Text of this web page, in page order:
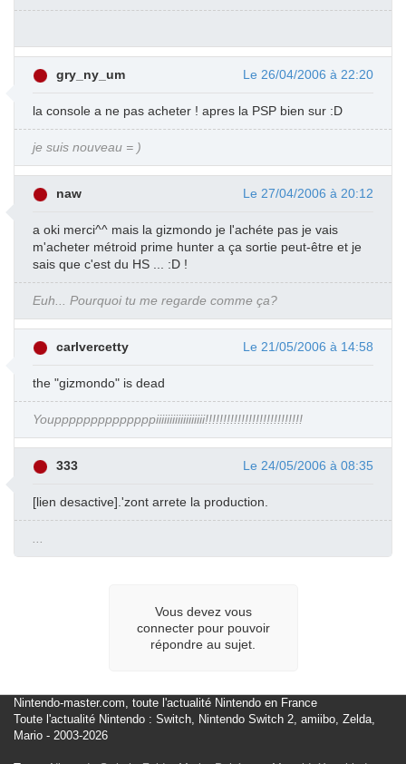
gry_ny_um Le 26/04/2006 à 22:20
la console a ne pas acheter ! apres la PSP bien sur :D
je suis nouveau = )
naw Le 27/04/2006 à 20:12
a oki merci^^ mais la gizmondo je l'achéte pas je vais
m'acheter métroid prime hunter a ça sortie peut-être et je
sais que c'est du HS ... :D !
Euh... Pourquoi tu me regarde comme ça?
carlvercetty Le 21/05/2006 à 14:58
the "gizmondo" is dead
Youppppppppppppppiiiiiiiiiiiiiiiiii!!!!!!!!!!!!!!!!!!!!!!!!!!!
333 Le 24/05/2006 à 08:35
[lien desactive].'zont arrete la production.
Vous devez vous
connecter pour pouvoir
répondre au sujet.
Nintendo-master.com, toute l'actualité Nintendo en France
Toute l'actualité Nintendo : Switch, Nintendo Switch 2, amiibo, Zelda,
Mario - 2003-2026